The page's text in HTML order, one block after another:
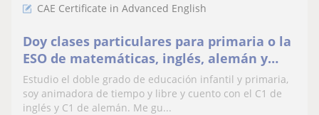
CAE Certificate in Advanced English
Doy clases particulares para primaria o la
ESO de matemáticas, inglés, alemán y
biología
Estudio el doble grado de educación infantil y primaria,
soy animadora de tiempo y libre y cuento con el C1 de
inglés y C1 de alemán. Me gu...